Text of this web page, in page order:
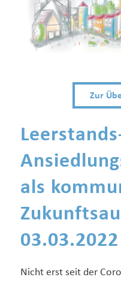
Zur
als
Nicht erst seit der